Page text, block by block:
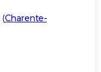
(Charente-